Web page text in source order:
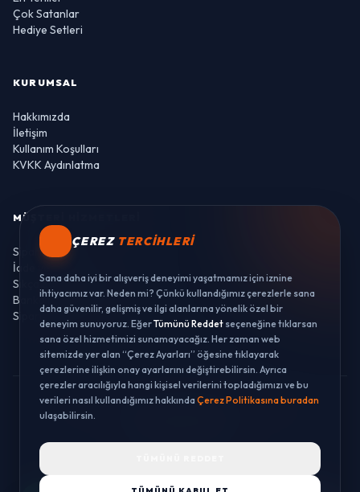
Çok Satanlar
Hediye Setleri
KURUMSAL
Hakkımızda
İletişim
Kullanım Koşulları
KVKK Aydınlatma
MÜŞTERI HIZMETLERI
Sipariş Takibi
İade ve Değişim
Sıkça Sorulan Sorular
Banka Hesaplarımız
Sipariş Takibi
© 2026 LUSTWAY. TÜM HAKLARI SAKLIDIR.
ÇEREZ TERCIHLERI
Sana daha iyi bir alışveriş deneyimi yaşatmamız için iznine
ihtiyacımız var. Neden mi? Çünkü kullandığımız çerezlerle sana
daha güvenilir, gelişmiş ve ilgi alanlarına yönelik özel bir
deneyim sunuyoruz. EğerTümünü Reddet seçeneğine tıklarsan
sana özel hizmetimizi sunamayacağız. Her zaman web
sitemizde yer alan “Çerez Ayarları” öğesine tıklayarak
çerezlerine ilişkin onay ayarlarını değiştirebilirsin. Ayrıca
çerezler aracılığıyla hangi kişisel verilerini topladığımızı ve bu
verileri nasıl kullandığımız hakkındaÇerez Politikasına buradan
ulaşabilirsin.